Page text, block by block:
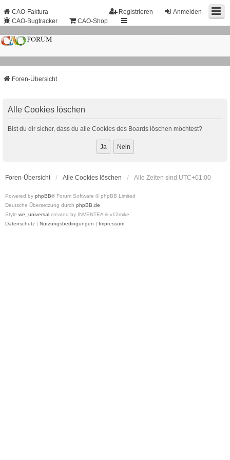
Anmelden
Registrieren
CAO-Faktura
CAO-Bugtracker
CAO-Shop
Foren-Übersicht
Alle Cookies löschen
Bist du dir sicher, dass du alle Cookies des Boards löschen möchtest?
Foren-Übersicht Alle Cookies löschen Alle Zeiten sind UTC+01:00
Powered by phpBB® Forum Software © phpBB Limited
Deutsche Übersetzung durch phpBB.de
Style we_universal created by INVENTEA & v12mike
Datenschutz | Nutzungsbedingungen | Impressum